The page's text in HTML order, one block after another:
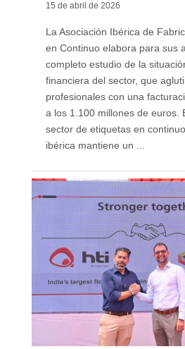
15 de abril de 2026
La Asociación Ibérica de
en Continuo elabora para sus
completo estudio de la
financiera del sector, que
profesionales con una
a los 1.100 millones de euros.
sector de etiquetas en
ibérica mantiene un ...